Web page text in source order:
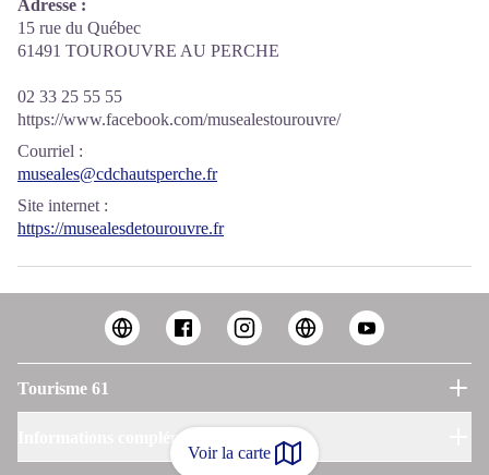
Voir la carte
Adresse :
15 rue du Québec
61491 TOUROUVRE AU PERCHE
02 33 25 55 55
https://www.facebook.com/musealestourouvre/
Courriel :
museales@cdchautsperche.fr
Site internet :
https://musealesdetourouvre.fr
Tourisme 61
Informations complémentaires